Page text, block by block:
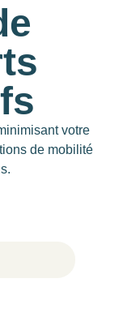
votre
de mobilité